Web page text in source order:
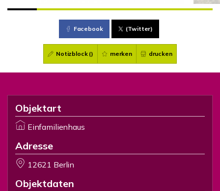
Facebook (Twitter)
Notizblock () merken drucken
Objektart
Einfamilienhaus
Adresse
12621 Berlin
Objektdaten